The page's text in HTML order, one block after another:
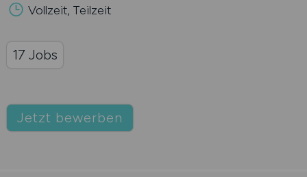
Vollzeit, Teilzeit
Jetzt bewerben
17 Jobs